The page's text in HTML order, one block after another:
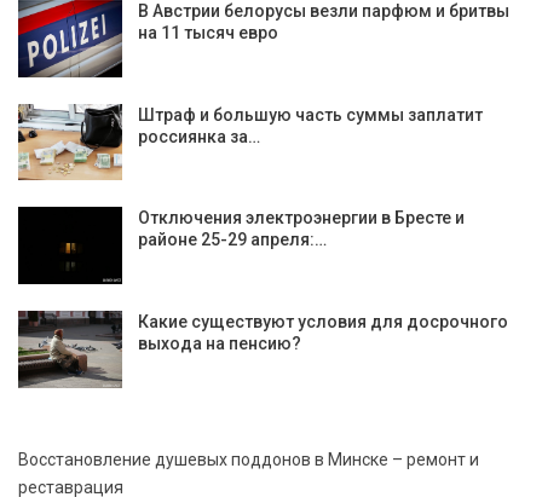
В Австрии белорусы везли парфюм и бритвы
на 11 тысяч евро
Штраф и большую часть суммы заплатит
россиянка за…
Отключения электроэнергии в Бресте и
районе 25-29 апреля:…
Какие существуют условия для досрочного
выхода на пенсию?
Восстановление душевых поддонов в Минске – ремонт и
реставрация